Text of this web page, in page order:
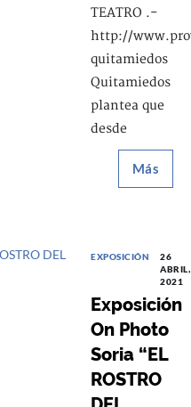
TEATRO .-
http://
quitamiedos
Quitamiedos
plantea que
desde
Más
EXPOSICIÓN
26
ABRIL,
2021
Exposición
On Photo
Soria “EL
ROSTRO